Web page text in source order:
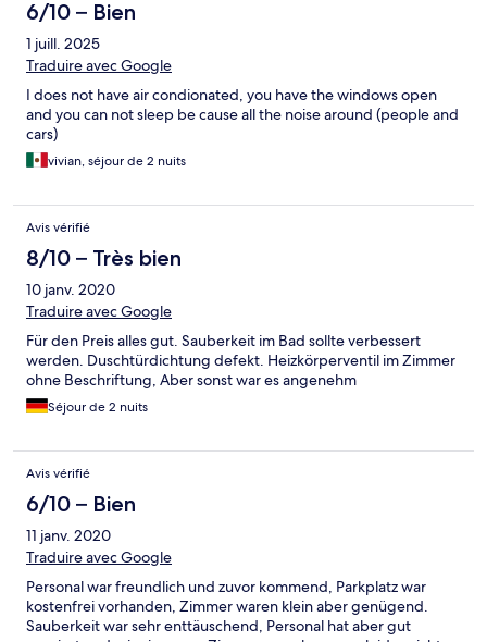
6/10 – Bien
1 juill. 2025
Traduire avec Google
I does not have air condionated, you have the windows open
and you can not sleep be cause all the noise around (people and
cars)
vivian, séjour de 2 nuits
Avis vérifié
8/10 – Très bien
10 janv. 2020
Traduire avec Google
Für den Preis alles gut. Sauberkeit im Bad sollte verbessert
werden. Duschtürdichtung defekt. Heizkörperventil im Zimmer
ohne Beschriftung, Aber sonst war es angenehm
Séjour de 2 nuits
Avis vérifié
6/10 – Bien
11 janv. 2020
Traduire avec Google
Personal war freundlich und zuvor kommend, Parkplatz war
kostenfrei vorhanden, Zimmer waren klein aber genügend.
Sauberkeit war sehr enttäuschend, Personal hat aber gut